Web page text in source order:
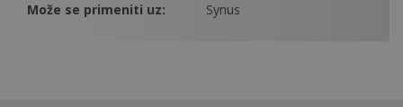
Može se primeniti uz: Synus